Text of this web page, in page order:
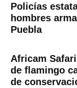
Policías
hombres
Puebla
Africam
de flamingo
de